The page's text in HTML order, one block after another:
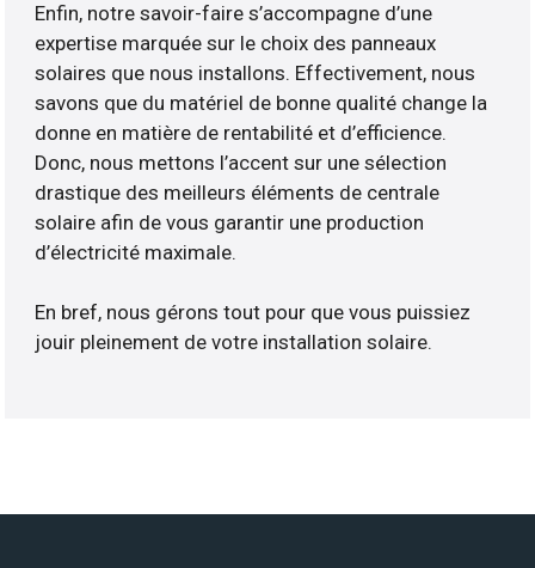
Enfin, notre savoir-faire s’accompagne d’une
expertise marquée sur le choix des panneaux
solaires que nous installons. Effectivement, nous
savons que du matériel de bonne qualité change la
donne en matière de rentabilité et d’efficience.
Donc, nous mettons l’accent sur une sélection
drastique des meilleurs éléments de centrale
solaire afin de vous garantir une production
d’électricité maximale.
En bref, nous gérons tout pour que vous puissiez
jouir pleinement de votre installation solaire.